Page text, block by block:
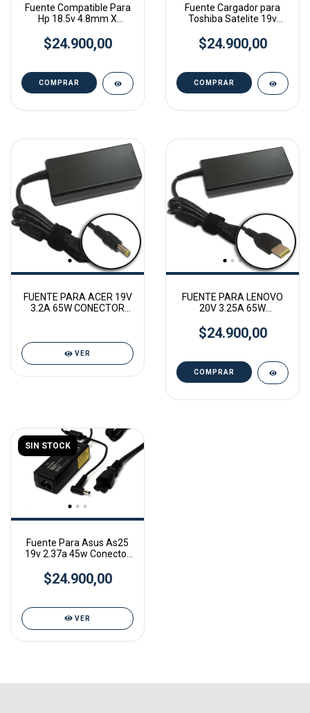
Fuente Compatible Para
Hp 18.5v 4.8mm X
$24.900,00
Fuente Cargador para
Toshiba Satelite 19v
$24.900,00
FUENTE PARA ACER 19V
3.2A 65W CONECTOR
VER
FUENTE PARA LENOVO
20V 3.25A 65W
4.0mm YOGA
$24.900,00
SIN STOCK
Fuente Para Asus As25
19v 2.37a 45w Conector
$24.900,00
VER